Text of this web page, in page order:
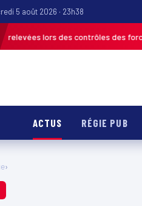
5 août 2026 · 23h38
des contrôles des forces de l’ordre
ACTUS RÉGIE PUB
›